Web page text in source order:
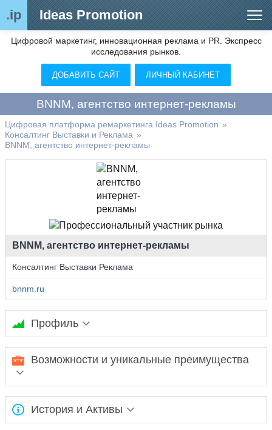
.ip Ideas Promotion
Сегменты рынка
Цифровой ремаркетинг (анализ рынка)
Видео
О нас
Контакты
Цифровой маркетинг, инновационная реклама и PR. Экспресс
исследования рынков.
ДОБАВИТЬ САЙТ ЛИЧНЫЙ КАБИНЕТ
BNNM, агентство интернет-рекламы
Цифровая платформа ремаркетинга Ideas Promotion »
Консалтинг Выставки и Реклама »
BNNM, агентство интернет-рекламы
BNNM, агентство интернет-рекламы
Консалтинг Выставки Реклама
bnnm.ru
Профиль
Ожидается заполнение информации...
Возможности и уникальные преимущества
Ожидается заполнение информации...
История и Активы